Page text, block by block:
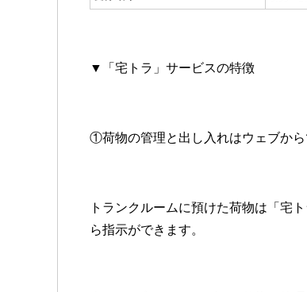
▼「宅トラ」サービスの特徴
①荷物の管理と出し入れはウェブから
トランクルームに預けた荷物は「宅
ら指示ができます。